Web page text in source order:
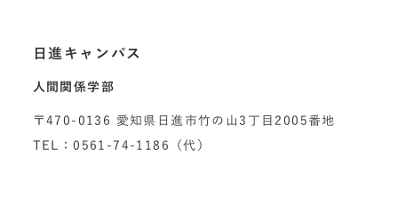
日進キャンパス
人間関係学部
〒470-0136 愛知県日進市竹の山3丁目2005番地
TEL：0561-74-1186（代）